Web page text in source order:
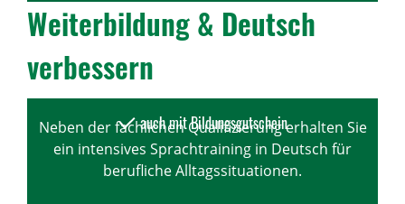
Weiter­bil­dung & Deutsch
verbes­sern
auch mit Bildungsgutschein
Neben der fachlichen Qualifizierung erhalten Sie
ein intensives Sprachtraining in Deutsch für
berufliche Alltagssituationen.